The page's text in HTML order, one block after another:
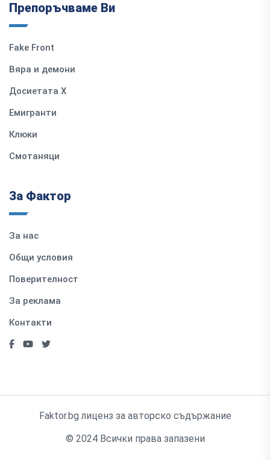
Препоръчваме Ви
Fake Front
Вяра и демони
Досиетата Х
Емигранти
Клюки
Смотаняци
За Фактор
За нас
Общи условия
Поверителност
За реклама
Контакти
Faktor.bg лиценз за авторско съдържание
© 2024 Всички права запазени